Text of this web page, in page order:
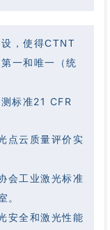
，使得CTNT
一和唯一（统
标准21 CFR
点云质量评价实
会工业激光标准
。
安全和激光性能